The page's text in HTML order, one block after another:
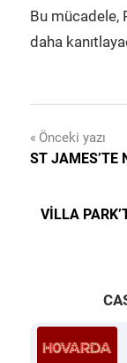
Bu mücadele,
daha
Yazı
Önceki yazı
ST JAMES’TE
VILLA